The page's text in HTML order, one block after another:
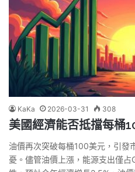
KaKa 2026-03-31 308
美國經濟能否抵擋每桶
油價再次突破每桶100美元，引發
憂。儘管油價上漲，能源支出僅占